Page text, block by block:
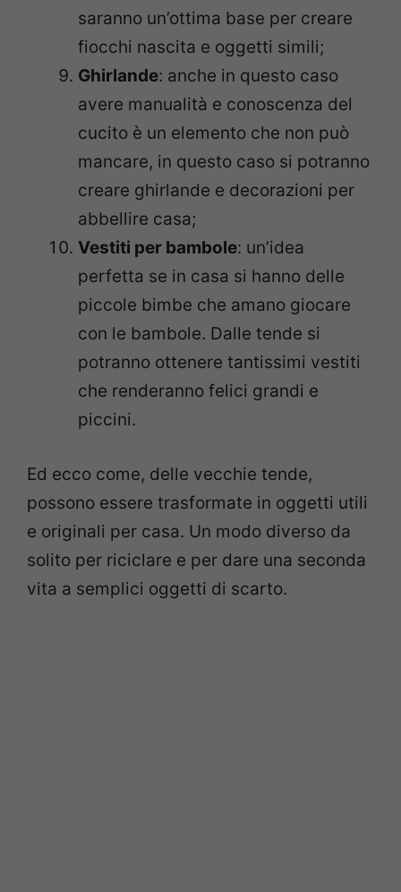
saranno un’ottima base per creare
fiocchi nascita e oggetti simili;
Ghirlande: anche in questo caso
avere manualità e conoscenza del
cucito è un elemento che non può
mancare, in questo caso si potranno
creare ghirlande e decorazioni per
abbellire casa;
Vestiti per bambole: un’idea
perfetta se in casa si hanno delle
piccole bimbe che amano giocare
con le bambole. Dalle tende si
potranno ottenere tantissimi vestiti
che renderanno felici grandi e
piccini.
Ed ecco come, delle vecchie tende,
possono essere trasformate in oggetti utili
e originali per casa. Un modo diverso da
solito per riciclare e per dare una seconda
vita a semplici oggetti di scarto.